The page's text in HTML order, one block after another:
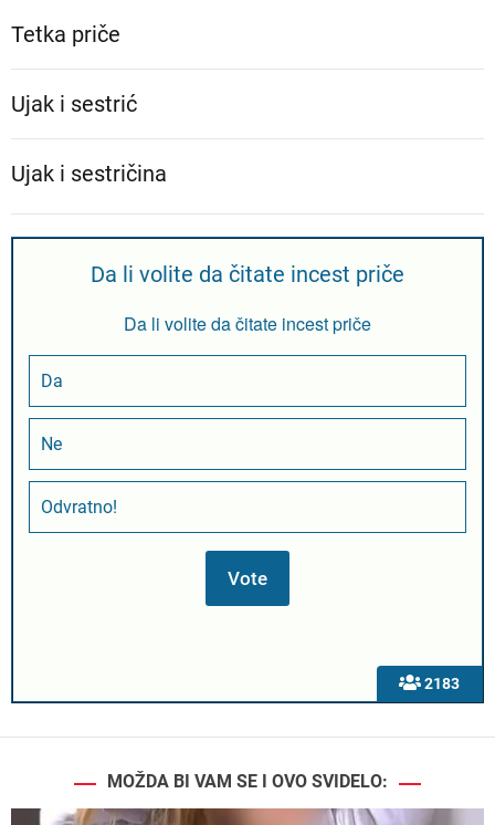
Tetka priče
Ujak i sestrić
Ujak i sestričina
2183
Da li volite da čitate incest priče
Da li volite da čitate incest priče
Da
Ne
Odvratno!
MOŽDA BI VAM SE I OVO SVIDELO: